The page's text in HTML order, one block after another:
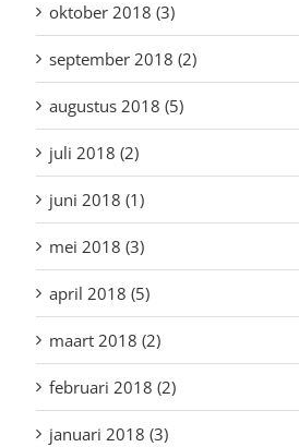
oktober 2018 (3)
september 2018 (2)
augustus 2018 (5)
juli 2018 (2)
juni 2018 (1)
mei 2018 (3)
april 2018 (5)
maart 2018 (2)
februari 2018 (2)
januari 2018 (3)